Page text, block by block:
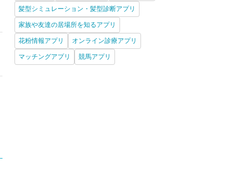
髪型シミュレーション・髪型診断アプリ
家族や友達の居場所を知るアプリ
花粉情報アプリ オンライン診療アプリ
マッチングアプリ 競馬アプリ